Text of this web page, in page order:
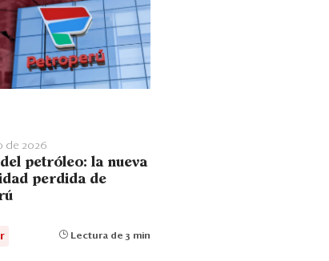
de 2026
petróleo: la nueva
perdida de
Lectura de 3 min